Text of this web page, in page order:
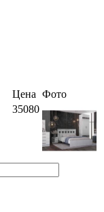
Цена Фото
35080